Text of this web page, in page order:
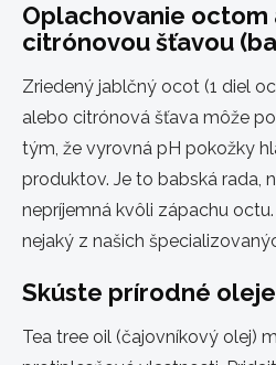
Oplachovanie octom
citrónovou šťavou
Zriedený jablčný ocot (1 diel
alebo citrónová šťava môže
tým, že vyrovná pH pokožky
produktov. Je to babská rada,
nepríjemná kvôli zápachu
nejaký z našich
Skúste prírodné
Tea tree oil (čajovníkový olej)